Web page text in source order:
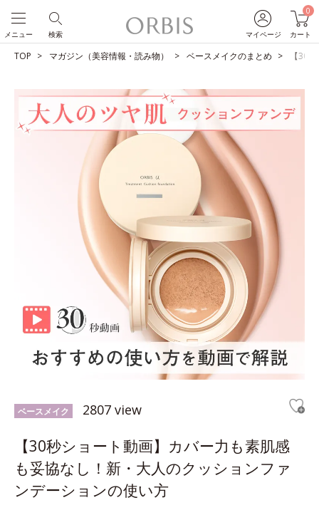
マイページ
0
カート
検索
メニュー
TOP マガジン（美容情報・読み物） ベースメイクのまとめ 【30
ベースメイク 2807 view
【30秒ショート動画】カバー力も素肌感
も妥協なし！新・大人のクッションファ
ンデーションの使い方